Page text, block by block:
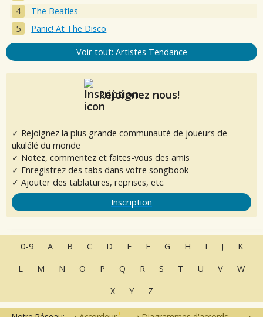
The Beatles
Panic! At The Disco
Voir tout: Artistes Tendance
Rejoignez nous!
✓ Rejoignez la plus grande communauté de joueurs de
ukulélé du monde
✓ Notez, commentez et faites-vous des amis
✓ Enregistrez des tabs dans votre songbook
✓ Ajouter des tablatures, reprises, etc.
Inscription
0-9 A B C D E F G H I J
K
L
M N O P Q R S T U V
W
X
Y Z